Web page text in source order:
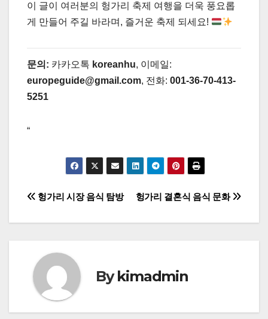
이 글이 여러분의 헝가리 축제 여행을 더욱 풍요롭
게 만들어 주길 바라며, 즐거운 축제 되세요!
문의: 카카오톡 koreanhu, 이메일:
europeguide@gmail.com, 전화: 001-36-70-413-
5251
“
글
탐
헝가리 결혼식 음식 문화
헝가리 시장 음식 탐방
Bykimadmin